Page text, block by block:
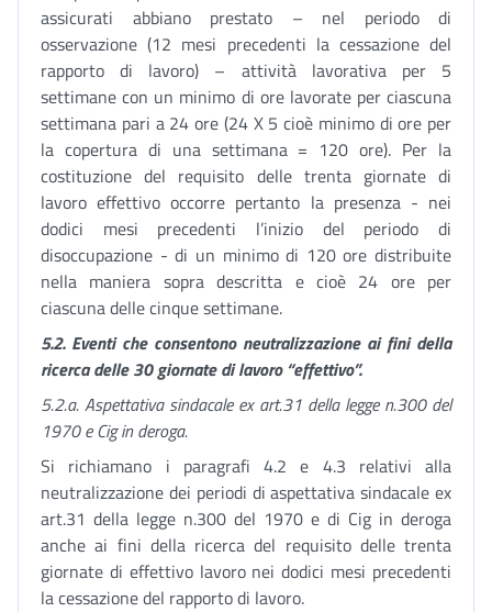
assicurati abbiano prestato – nel periodo di
osservazione (12 mesi precedenti la cessazione del
rapporto di lavoro) – attività lavorativa per 5
settimane con un minimo di ore lavorate per ciascuna
settimana pari a 24 ore (24 X 5 cioè minimo di ore per
la copertura di una settimana = 120 ore). Per la
costituzione del requisito delle trenta giornate di
lavoro effettivo occorre pertanto la presenza - nei
dodici mesi precedenti l’inizio del periodo di
disoccupazione - di un minimo di 120 ore distribuite
nella maniera sopra descritta e cioè 24 ore per
ciascuna delle cinque settimane.
5.2. Eventi che consentono neutralizzazione ai fini della
ricerca delle 30 giornate di lavoro “effettivo”.
5.2.a. Aspettativa sindacale ex art.31 della legge n.300 del
1970 e Cig in deroga.
Si richiamano i paragrafi 4.2 e 4.3 relativi alla
neutralizzazione dei periodi di aspettativa sindacale ex
art.31 della legge n.300 del 1970 e di Cig in deroga
anche ai fini della ricerca del requisito delle trenta
giornate di effettivo lavoro nei dodici mesi precedenti
la cessazione del rapporto di lavoro.